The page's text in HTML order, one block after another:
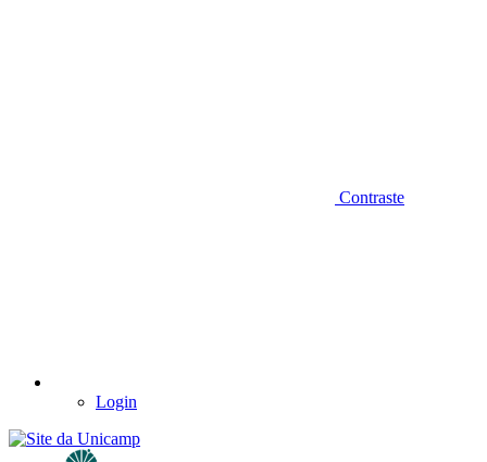
Contraste
Login